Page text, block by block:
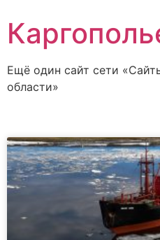
Ещё один сайт сети
области»